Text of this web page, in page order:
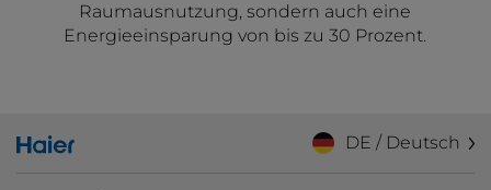
Raumausnutzung, sondern auch eine
Energieeinsparung von bis zu 30 Prozent.
DE / Deutsch